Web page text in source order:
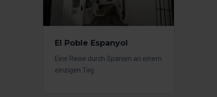
El Poble Espanyol
Eine Reise durch Spanien an einem
einzigen Tag